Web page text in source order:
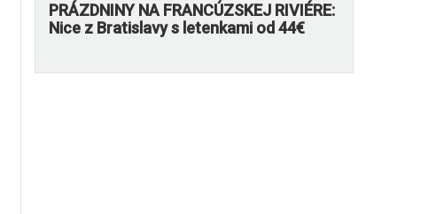
PRÁZDNINY NA FRANCÚZSKEJ RIVIÉRE:
Nice z Bratislavy s letenkami od 44€